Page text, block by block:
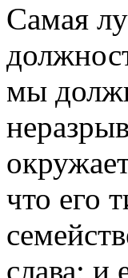
Самая
мы
что его
слава; и